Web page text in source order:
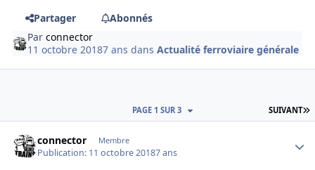
Partager
Abonnés
Parconnector
11 octobre 20187 ans dansActualité ferroviaire générale
SUIVANT
PAGE 1 SUR 3
connector Membre
Publication: 11 octobre 20187 ans